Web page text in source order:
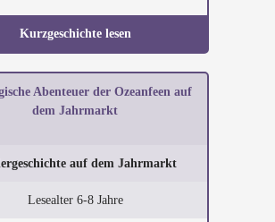
Kurzgeschichte lesen
Abenteuer der Ozeanfeen auf
dem Jahrmarkt
auf dem Jahrmarkt
Lesealter 6-8 Jahre